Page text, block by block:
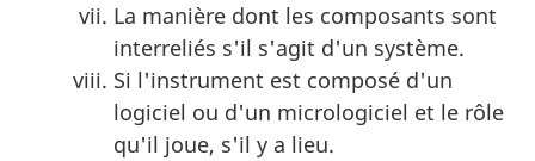
La manière dont les composants sont
interreliés s'il s'agit d'un système.
Si l'instrument est composé d'un
logiciel ou d'un micrologiciel et le rôle
qu'il joue, s'il y a lieu.